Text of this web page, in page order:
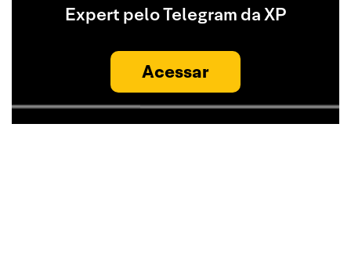
Expert pelo Telegram da XP
Acessar